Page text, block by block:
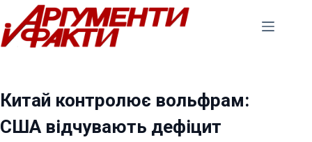
Перейти
до
вмісту
Китай контролює вольфрам:
США відчувають дефіцит